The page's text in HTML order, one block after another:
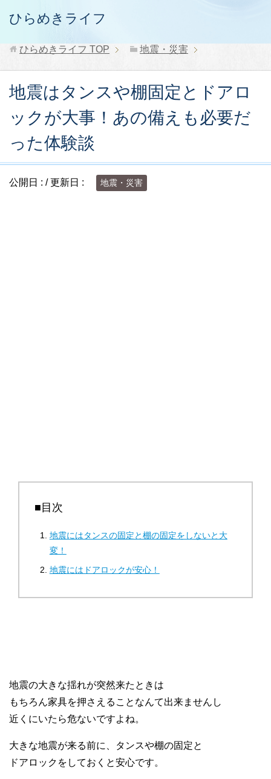
ひらめきライフ
ひらめきライフ TOP 地震・災害
地震はタンスや棚固定とドアロ
ックが大事！あの備えも必要だ
った体験談
公開日 : / 更新日 : 地震・災害
■目次
地震にはタンスの固定と棚の固定をしないと大
変！
地震にはドアロックが安心！
地震の大きな揺れが突然来たときは
もちろん家具を押さえることなんて出来ませんし
近くにいたら危ないですよね。
大きな地震が来る前に、タンスや棚の固定と
ドアロックをしておくと安心です。